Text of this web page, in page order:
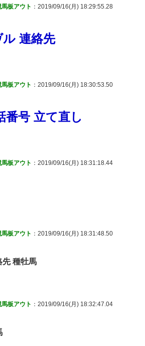
板アウト ：2019/09/16(月) 18:29:55.28
連絡先
板アウト ：2019/09/16(月) 18:30:53.50
番号 立て直し
板アウト ：2019/09/16(月) 18:31:18.44
板アウト ：2019/09/16(月) 18:31:48.50
先 種牡馬
板アウト ：2019/09/16(月) 18:32:47.04